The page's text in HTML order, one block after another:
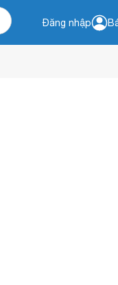
Đăng nhập